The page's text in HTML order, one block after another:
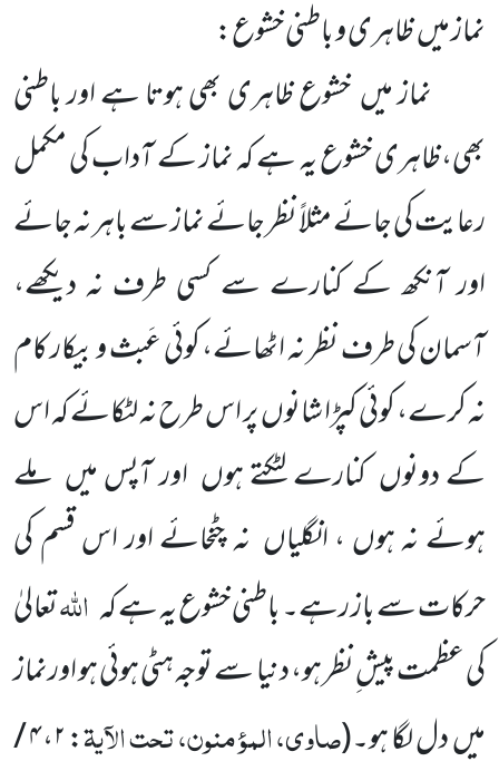
نماز میں ظاہری و باطنی خشوع:
نماز میں خشوع ظاہری بھی ہوتا ہے اور باطنی
بھی،ظاہری خشوع یہ ہے کہ نماز کے آداب کی مکمل
رعایت کی جائے مثلاً نظر جائے نماز سے باہر نہ جائے
اور آنکھ کے کنارے سے کسی طرف نہ دیکھے،
آسمان کی طرف نظر نہ اٹھائے، کوئی عَبث و بیکار کام
نہ کرے، کوئی کپڑا شانوں پر اس طرح نہ لٹکائے کہ اس
کے دونوں کنارے لٹکتے ہوں اور آپس میں ملے
ہوئے نہ ہوں ، انگلیاں نہ چٹخائے اور اس قسم کی
حرکات سے باز رہے۔ باطنی خشوع یہ ہے کہ اللہتعالیٰ
کی عظمت پیش ِنظر ہو، دنیا سے توجہ ہٹی ہوئی ہو اورنماز
میں دل لگا ہو۔(صاوی، المؤمنون، تحت الآیۃ:۲، ۴ /